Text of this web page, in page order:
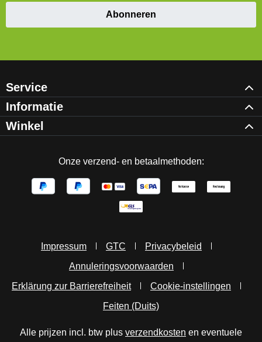
Abonneren
Service
Informatie
Winkel
Onze verzend- en betaalmethoden:
Impressum GTC
Privacybeleid
Annuleringsvoorwaarden
Erklärung zur Barrierefreiheit
Cookie-instellingen
Feiten (Duits)
Alle prijzen incl. btw plus verzendkosten en eventuele